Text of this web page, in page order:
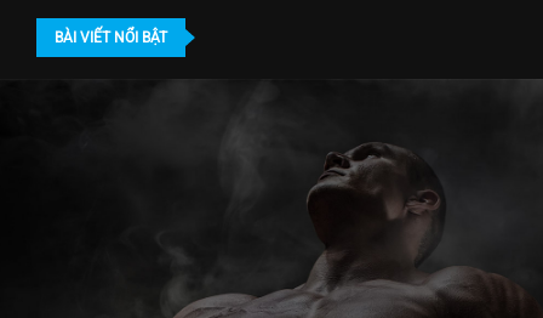
BÀI VIẾT NỔI BẬT
Khám nam khoa ở đâu TPHCM? Địa chỉ... Bác sĩ gần 20 năm dấn thân